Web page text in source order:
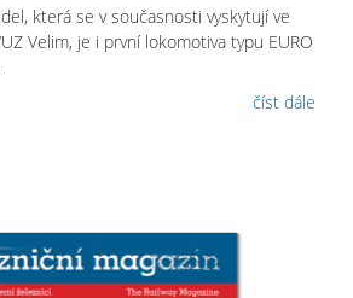
která se v současnosti vyskytují ve
Velim, je i první lokomotiva typu EURO
číst dále